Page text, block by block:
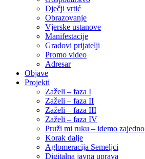
Dječji vrtić
Obrazovanje
Vjerske ustanove
Manifestacije
Gradovi prijatelji
Promo video
Adresar
Objave
Projekti
Zaželi – faza I
Zaželi – faza II
Zaželi – faza III
Zaželi – faza IV
Pruži mi ruku – idemo zajedno
Korak dalje
Aglomeracija Semeljci
Digitalna javna uprava